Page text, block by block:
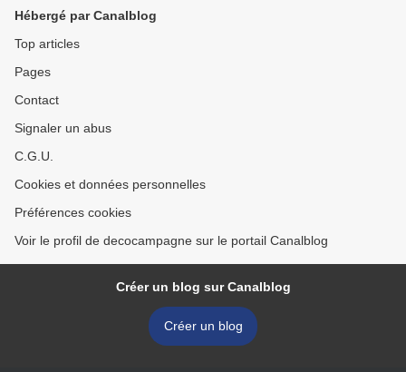
Hébergé par Canalblog
Top articles
Pages
Contact
Signaler un abus
C.G.U.
Cookies et données personnelles
Préférences cookies
Voir le profil de decocampagne sur le portail Canalblog
Créer un blog sur Canalblog
Créer un blog